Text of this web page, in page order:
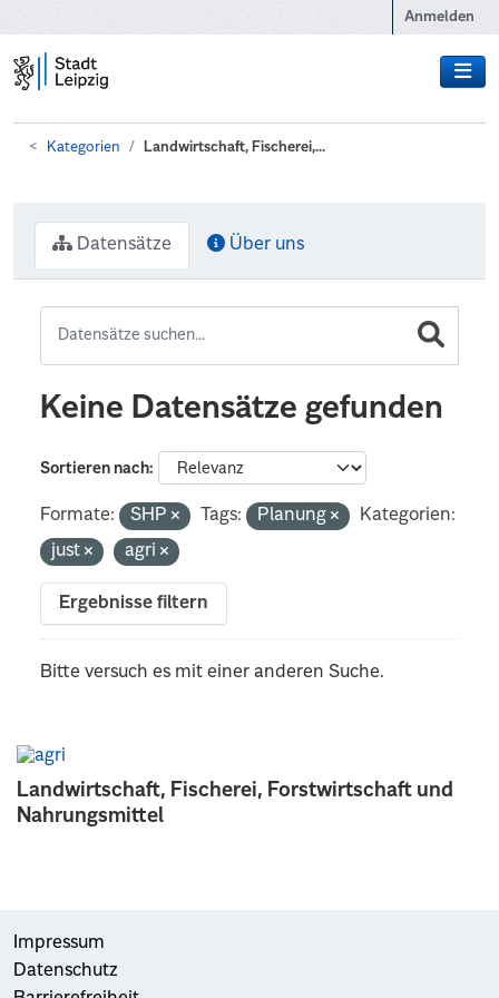
Anmelden
Kategorien Landwirtschaft, Fischerei,...
Landwirtschaft, Fischerei, Forstwirtschaft und
Nahrungsmittel
Datensätze Über uns
Keine Datensätze gefunden
Sortieren nach
Formate: SHP Tags: Planung
Kategorien:
just
agri
Ergebnisse filtern
Bitte versuch es mit einer anderen Suche.
Impressum
Datenschutz